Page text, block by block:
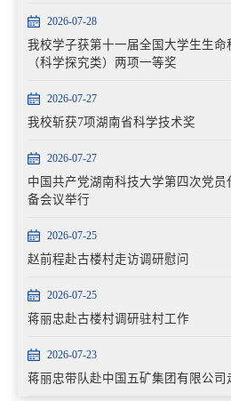
2026-07-28
我校学子获第十一届全国大学生生命
（科学探究类）两项一等奖
2026-07-27
我校斩获7项湖南省科学技术奖
2026-07-27
中国共产党湖南科技大学第四次党员
备会议举行
2026-07-25
赵前程赴古楼村走访调研慰问
2026-07-25
蒋丽忠赴古楼村调研驻村工作
2026-07-23
蒋丽忠带队赴中国五矿集团有限公司